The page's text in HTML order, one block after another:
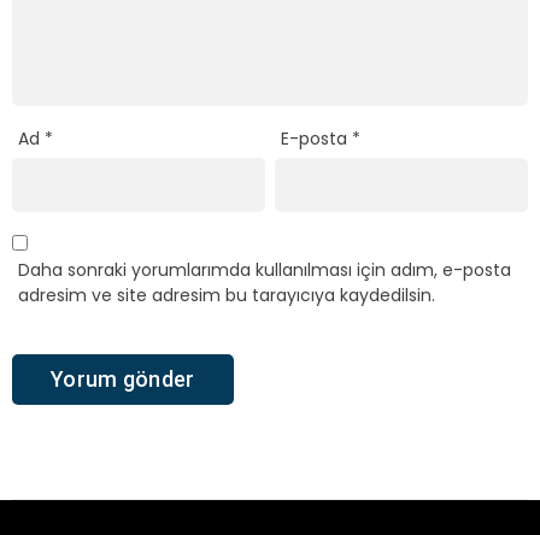
Ad * E-posta *
Daha sonraki yorumlarımda kullanılması için adım, e-posta
adresim ve site adresim bu tarayıcıya kaydedilsin.